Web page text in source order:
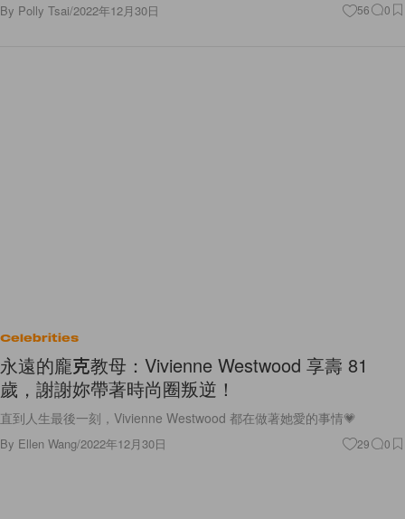
By Polly Tsai/2022年12月30日 56 0
Celebrities
永遠的龐克教母：Vivienne Westwood 享壽 81
歲，謝謝妳帶著時尚圈叛逆！
直到人生最後一刻，Vivienne Westwood 都在做著她愛的事情💗
By Ellen Wang/2022年12月30日 29 0